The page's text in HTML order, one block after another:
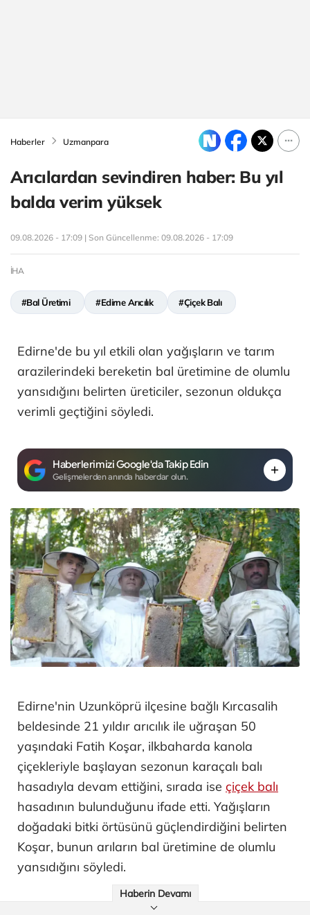
Haberler Uzmanpara
Arıcılardan sevindiren haber: Bu yıl
balda verim yüksek
09.08.2026 - 17:09 | Son Güncellenme: 09.08.2026 - 17:09
İHA
#Bal Üretimi #Edirne Arıcılık #Çiçek Balı
Edirne'de bu yıl etkili olan yağışların ve tarım
arazilerindeki bereketin bal üretimine de olumlu
yansıdığını belirten üreticiler, sezonun oldukça
verimli geçtiğini söyledi.
Haberlerimizi Google'da Takip Edin
Gelişmelerden anında haberdar olun.
Edirne'nin Uzunköprü ilçesine bağlı Kırcasalih
beldesinde 21 yıldır arıcılık ile uğraşan 50
yaşındaki Fatih Koşar, ilkbaharda kanola
çiçekleriyle başlayan sezonun karaçalı balı
hasadıyla devam ettiğini, sırada ise çiçek balı
hasadının bulunduğunu ifade etti. Yağışların
doğadaki bitki örtüsünü güçlendirdiğini belirten
Koşar, bunun arıların bal üretimine de olumlu
yansıdığını söyledi.
Haberin Devamı